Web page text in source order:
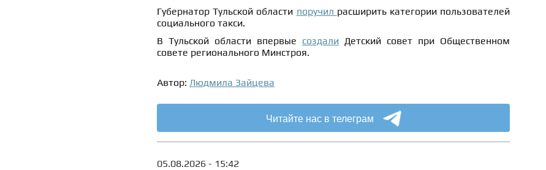
Губернатор Тульской области поручил расширить категории пользователей
социального такси.
В Тульской области впервые создали Детский совет при Общественном
совете регионального Минстроя.
Автор: Людмила Зайцева
Читайте нас в телеграм
05.08.2026 - 15:42